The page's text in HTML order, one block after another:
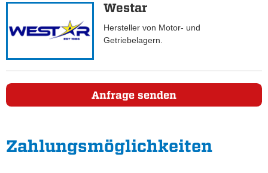
Westar
Hersteller von Motor- und
Getriebelagern.
Anfrage senden
Zahlungs­möglichkeiten